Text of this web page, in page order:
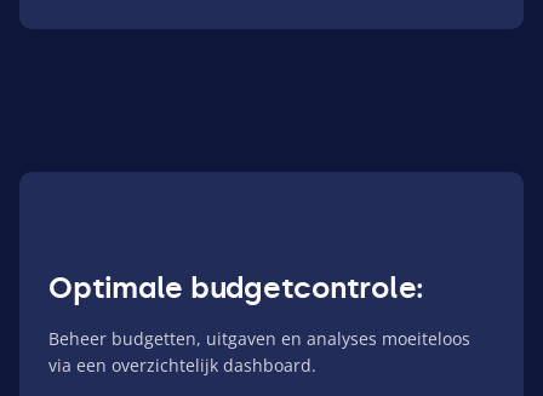
Optimale budgetcontrole:
Beheer budgetten, uitgaven en analyses moeiteloos
via een overzichtelijk dashboard.